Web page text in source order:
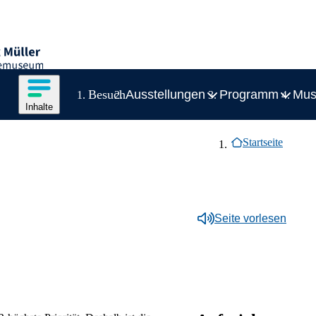
Inhalte des Menüs anzeigen
Inhalte
BesuchAusstellungen Programm
Startseite
Seite vorlesen